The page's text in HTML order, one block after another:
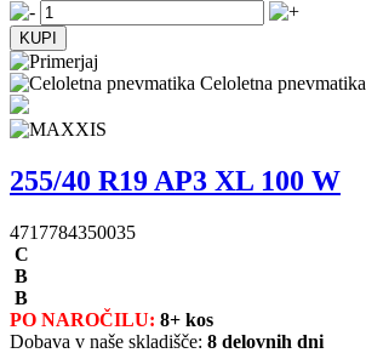
Celoletna pnevmatika
255/40 R19 AP3 XL 100 W
4717784350035
C
B
B
PO NAROČILU: 8+ kos
Dobava v naše skladišče: 8 delovnih dni